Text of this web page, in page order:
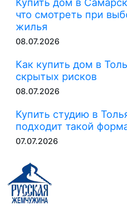
Купить дом в
что смотреть при
жилья
08.07.2026
Как купить дом в
скрытых рисков
08.07.2026
Купить студию в
подходит такой
07.07.2026